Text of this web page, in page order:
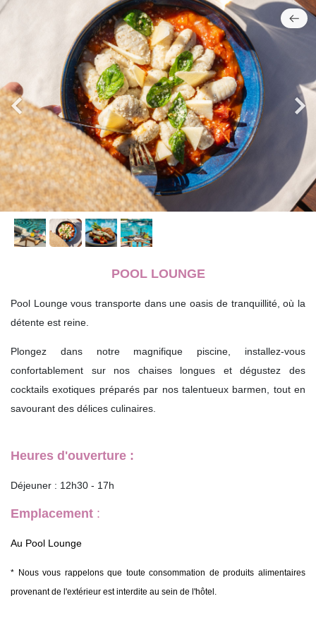
POOL LOUNGE
Pool Lounge vous transporte dans une oasis de tranquillité, où la
détente est reine.
Plongez dans notre magnifique piscine, installez-vous
confortablement sur nos chaises longues et dégustez des
cocktails exotiques préparés par nos talentueux barmen, tout en
savourant des délices culinaires.
Heures d'ouverture :
Déjeuner : 12h30 - 17h
Emplacement :
Au Pool Lounge
* Nous vous rappelons que toute consommation de produits alimentaires
provenant de l'extérieur est interdite au sein de l'hôtel.